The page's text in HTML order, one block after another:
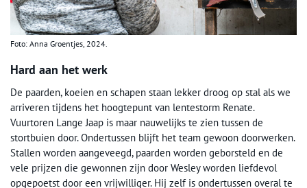
Foto: Anna Groentjes, 2024.
Hard aan het werk
De paarden, koeien en schapen staan lekker droog op stal als we
arriveren tijdens het hoogtepunt van lentestorm Renate.
Vuurtoren Lange Jaap is maar nauwelijks te zien tussen de
stortbuien door. Ondertussen blijft het team gewoon doorwerken.
Stallen worden aangeveegd, paarden worden geborsteld en de
vele prijzen die gewonnen zijn door Wesley worden liefdevol
opgepoetst door een vrijwilliger. Hij zelf is ondertussen overal te